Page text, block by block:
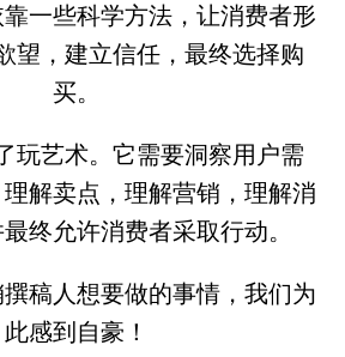
一些科学方法，让消费者形
望，建立信任，最终选择购
买。
玩艺术。它需要洞察用户需
解卖点，理解营销，理解消
终允许消费者采取行动。
稿人想要做的事情，我们为
此感到自豪！